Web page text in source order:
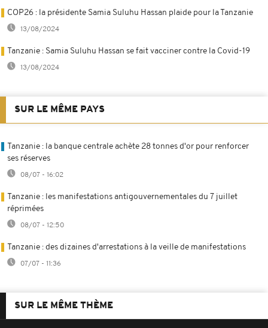
COP26 : la présidente Samia Suluhu Hassan plaide pour la Tanzanie
13/08/2024
Tanzanie : Samia Suluhu Hassan se fait vacciner contre la Covid-19
13/08/2024
SUR LE MÊME PAYS
Tanzanie : la banque centrale achète 28 tonnes d'or pour renforcer
ses réserves
08/07 - 16:02
Tanzanie : les manifestations antigouvernementales du 7 juillet
réprimées
08/07 - 12:50
Tanzanie : des dizaines d'arrestations à la veille de manifestations
07/07 - 11:36
SUR LE MÊME THÈME